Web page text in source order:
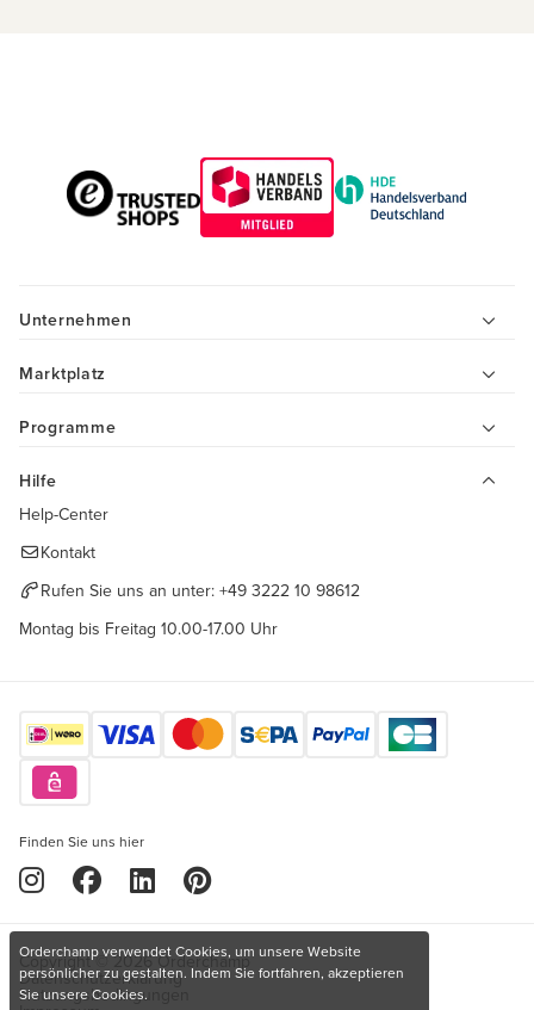
Unternehmen
Marktplatz
Programme
Hilfe
Help-Center
Kontakt
Rufen Sie uns an unter: +49 3222 10 98612
Montag bis Freitag 10.00-17.00 Uhr
Finden Sie uns hier
Copyright © 2026 Orderchamp
Datenschutzerklärung
Nutzungsbedingungen
Orderchamp verwendet Cookies, um unsere Website
persönlicher zu gestalten. Indem Sie fortfahren, akzeptieren
Sie unsere Cookies.